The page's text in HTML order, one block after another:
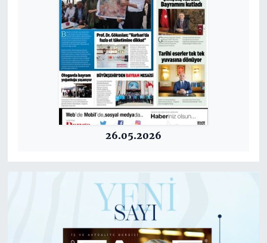
26.05.2026